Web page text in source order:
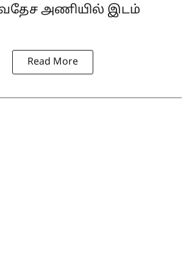
அணியில் இடம்
Read More